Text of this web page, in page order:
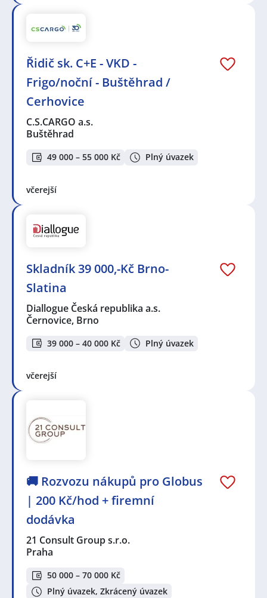
Řidič sk. C+E - VKD -
Frigo/noční - Buštěhrad /
Cerhovice
C.S.CARGO a.s.
Buštěhrad
49 000 – 55 000 Kč Plný úvazek
včerejší
Skladník 39 000,-Kč Brno-
Slatina
Diallogue Česká republika a.s.
Černovice, Brno
39 000 – 40 000 Kč Plný úvazek
včerejší
🚚 Rozvozu nákupů pro Globus
| 200 Kč/hod + firemní
dodávka
21 Consult Group s.r.o.
Praha
50 000 – 70 000 Kč
Plný úvazek, Zkrácený úvazek